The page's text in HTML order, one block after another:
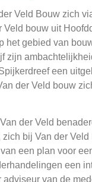
Veld Bouw zich
bouw uit
het gebied van
zijn
een
der Veld bouw
der Veld
bij Van der
een plan voor
een
adviseur van de